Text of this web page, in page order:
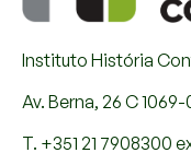
Instituto História
Av. Berna, 26 C 1069-
T. +351 21 7908300